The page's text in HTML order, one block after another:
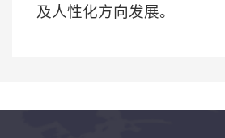
及人性化方向发展。